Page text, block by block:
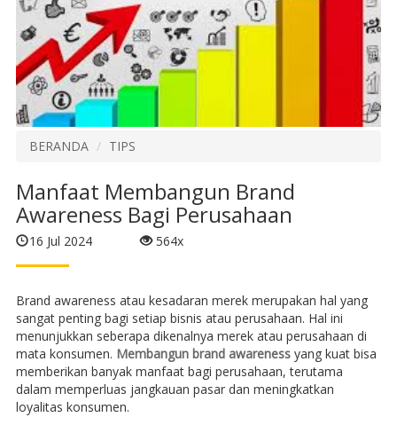
BERANDA TIPS
Manfaat Membangun Brand
Awareness Bagi Perusahaan
16 Jul 2024 564x
Brand awareness atau kesadaran merek merupakan hal yang
sangat penting bagi setiap bisnis atau perusahaan. Hal ini
menunjukkan seberapa dikenalnya merek atau perusahaan di
mata konsumen. Membangun brand awarenessyang kuat bisa
memberikan banyak manfaat bagi perusahaan, terutama
dalam memperluas jangkauan pasar dan meningkatkan
loyalitas konsumen.